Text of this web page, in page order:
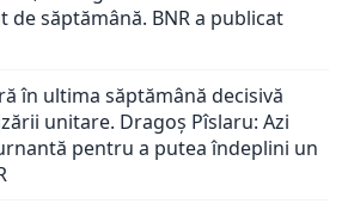
de săptămână. BNR a publicat
în ultima săptămână decisivă
unitare. Dragoș Pîslaru: Azi
pentru a putea îndeplini un